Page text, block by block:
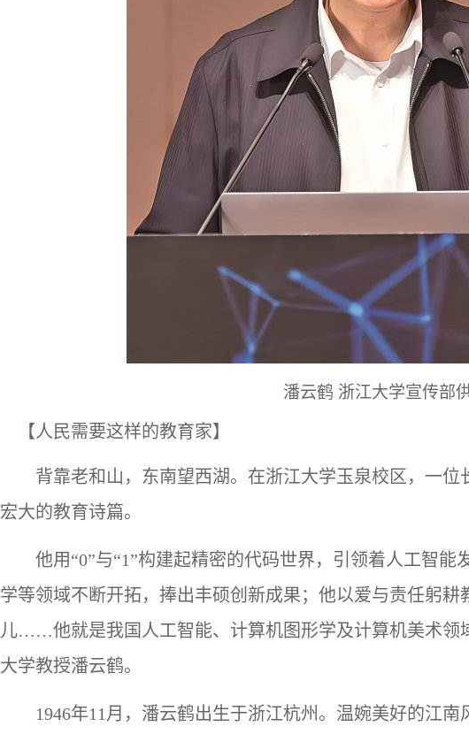
潘云鹤 浙江大学宣传部
【人民需要这样的教育家】
背靠老和山，东南望西湖。在浙江大学玉泉校区，一
宏大的教育诗篇。
他用“0”与“1”构建起精密的代码世界，引领着人工智
学等领域不断开拓，捧出丰硕创新成果；他以爱与责任躬
儿……他就是我国人工智能、计算机图形学及计算机美术领
大学教授潘云鹤。
1946年11月，潘云鹤出生于浙江杭州。温婉美好的江